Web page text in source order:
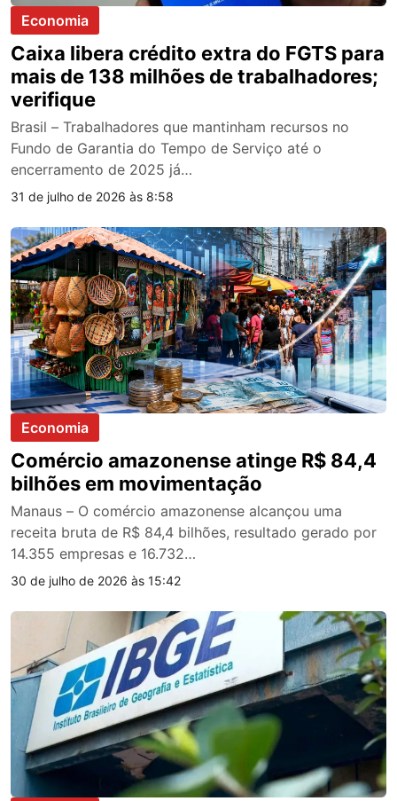
Economia
Caixa libera crédito extra do FGTS para
mais de 138 milhões de trabalhadores;
verifique
Brasil – Trabalhadores que mantinham recursos no
Fundo de Garantia do Tempo de Serviço até o
encerramento de 2025 já…
31 de julho de 2026 às 8:58
Economia
Comércio amazonense atinge R$ 84,4
bilhões em movimentação
Manaus – O comércio amazonense alcançou uma
receita bruta de R$ 84,4 bilhões, resultado gerado por
14.355 empresas e 16.732…
30 de julho de 2026 às 15:42